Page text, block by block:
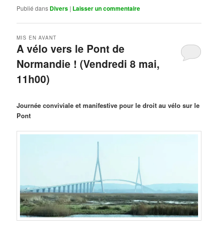
Publié dans Divers | Laisser un commentaire
A vélo vers le Pont de
Normandie ! (Vendredi 8 mai,
11h00)
MIS EN AVANT
Journée conviviale et manifestive pour le droit au vélo sur le
Pont